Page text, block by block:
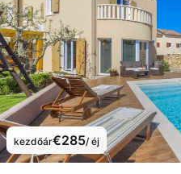
kezdőár€285/ éj